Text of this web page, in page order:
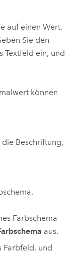
auf einen Wert,
Sie den
Textfeld ein, und
können
Beschriftung,
Farbschema
aus.
Farbfeld, und